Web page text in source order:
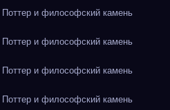
и философский камень
и философский камень
и философский камень
и философский камень